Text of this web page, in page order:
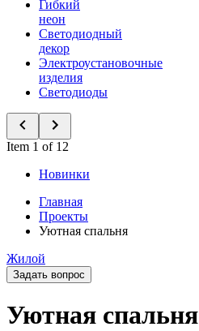
Гибкий
неон
Светодиодный
декор
Электроустановочные
изделия
Светодиоды
Item 1 of 12
Новинки
Главная
Проекты
Уютная спальня
Жилой
Задать вопрос
Уютная спальня